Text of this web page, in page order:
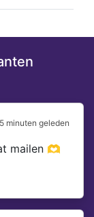
minuten geleden
mailen 🫶